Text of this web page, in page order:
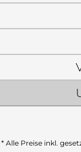
* Alle Preise inkl.